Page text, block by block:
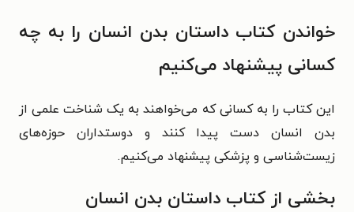
خواندن کتاب داستان بدن انسان را به چه
کسانی پیشنهاد می‌کنیم
این کتاب را به کسانی که می‌خواهند به یک شناخت علمی از
بدن انسان دست پیدا کنند و دوستداران حوزه‌های
زیست‌شناسی و پزشکی پیشنهاد می‌کنیم.
بخشی از کتاب داستان بدن انسان